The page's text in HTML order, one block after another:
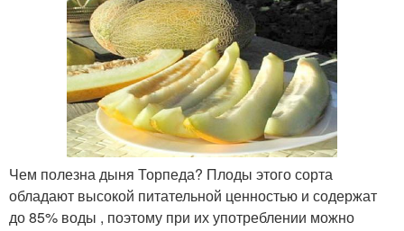
Чем полезна дыня Торпеда? Плоды этого сорта
обладают высокой питательной ценностью и содержат
до 85% воды , поэтому при их употреблении можно